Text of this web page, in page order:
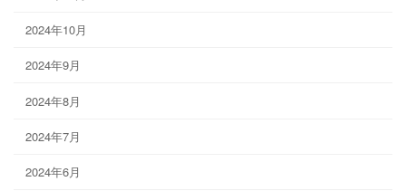
2024年10月
2024年9月
2024年8月
2024年7月
2024年6月